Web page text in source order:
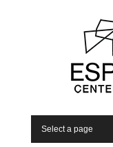
Select a page